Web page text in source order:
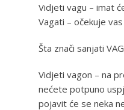
Vidjeti vagu – imat
Vagati – očekuje
Šta znači sanjati
Vidjeti vagon – na
nećete potpuno
pojavit će se neka